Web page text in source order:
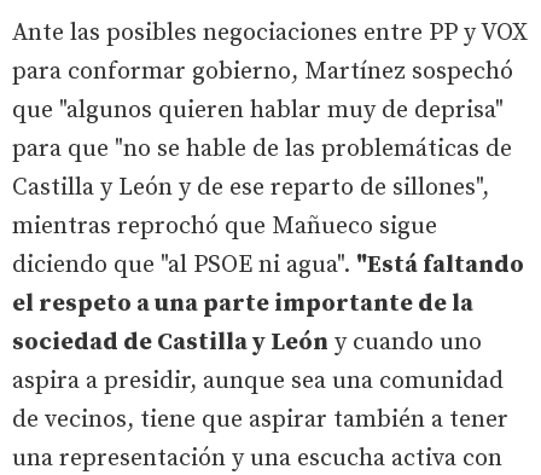
Ante las posibles negociaciones entre PP y VOX
para conformar gobierno, Martínez sospechó
que "algunos quieren hablar muy de deprisa"
para que "no se hable de las problemáticas de
Castilla y León y de ese reparto de sillones",
mientras reprochó que Mañueco sigue
diciendo que "al PSOE ni agua". "Está faltando
el respeto a una parte importante de la
sociedad de Castilla y León y cuando uno
aspira a presidir, aunque sea una comunidad
de vecinos, tiene que aspirar también a tener
una representación y una escucha activa con